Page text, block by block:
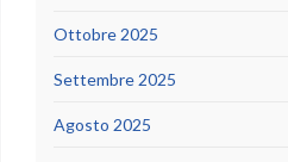
Ottobre 2025
Settembre 2025
Agosto 2025